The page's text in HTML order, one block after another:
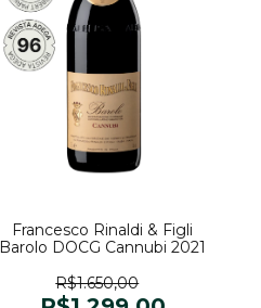
Francesco Rinaldi & Figli
Barolo DOCG Cannubi 2021
R$1.650,00